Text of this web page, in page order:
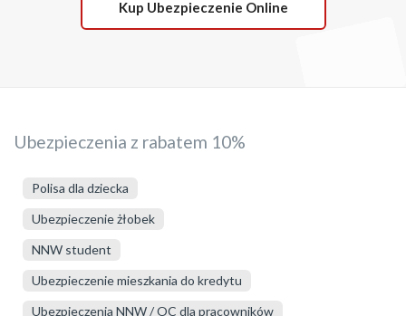
Kup Ubezpieczenie Online
Ubezpieczenia z rabatem 10%
Polisa dla dziecka
Ubezpieczenie żłobek
NNW student
Ubezpieczenie mieszkania do kredytu
Ubezpieczenia NNW / OC dla pracowników